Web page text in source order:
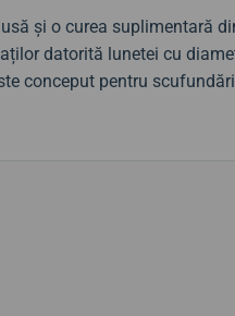
și o curea suplimentară
datorită lunetei cu
conceput pentru